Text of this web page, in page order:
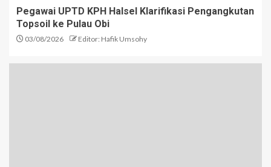
Pegawai UPTD KPH Halsel Klarifikasi Pengangkutan
Topsoil ke Pulau Obi
03/08/2026 Editor: Hafik Umsohy